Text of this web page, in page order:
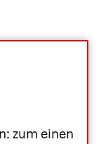
zum einen